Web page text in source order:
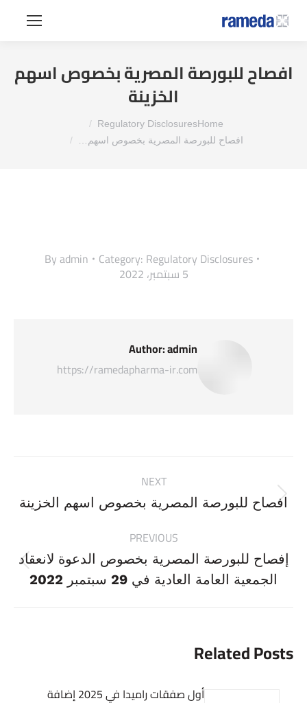
افصاح للبورصة المصرية بخصوص اسهم
الخزينة
Home
Regulatory Disclosures
افصاح للبورصة المصرية بخصوص اسهم…
Category: Regulatory Disclosures
Byadmin
5 سبتمبر، 2022
Author:admin
https://ramedapharma-ir.com
navigation
PREVIOUS
Previous
post:
إفصاح للبورصة المصرية بخصوص الدعوة لانعقاد
الجمعية العامة العادية في 29 سبتمبر 2022
NEXT
Next
افصاح للبورصة المصرية بخصوص اسهم الخزينة
Related Posts
أول صفقات راميدا في 2025 إضافة